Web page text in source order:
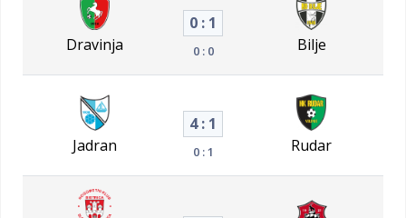
Dravinja
0 : 1
0 : 0 Bilje
Jadran
4 : 1
0 : 1 Rudar